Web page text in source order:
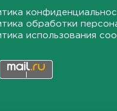
—
обработки
использования